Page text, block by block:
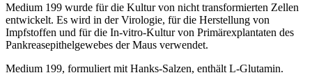
Medium 199 wurde für die Kultur von nicht transformierten Zellen
entwickelt. Es wird in der Virologie, für die Herstellung von
Impfstoffen und für die In-vitro-Kultur von Primärexplantaten des
Pankreasepithelgewebes der Maus verwendet.
Medium 199, formuliert mit Hanks-Salzen, enthält L-Glutamin.